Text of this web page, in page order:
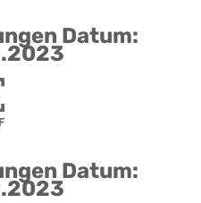
Datum:
Datum: